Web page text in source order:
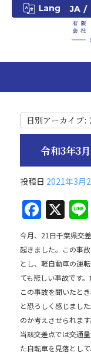
日別アーカイブ:
令和3年3
投稿日 2021年3月
F
a
c
e
b
o
o
k
X Li
今月、21日千葉県交
起きました。この事
とし、軽自動車の運
ても悲しい事故です
この事故を聞いたと
と恐ろしく感じまし
のか考えさせられます
当該交差点では交通
た自転車を見落とし